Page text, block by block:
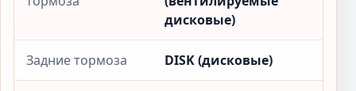
дисковые)
Задние тормоза DISK (дисковые)